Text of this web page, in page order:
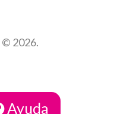
Ayuda
© 2026.